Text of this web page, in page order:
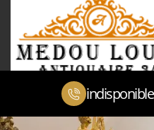
indisponible